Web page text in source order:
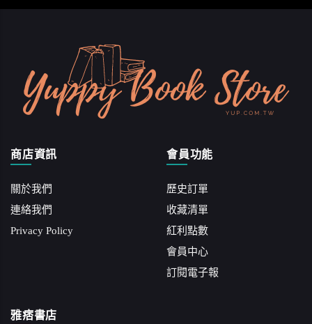
商店資訊
關於我們
連絡我們
Privacy Policy
會員功能
歷史訂單
收藏清單
紅利點數
會員中心
訂閱電子報
雅痞書店